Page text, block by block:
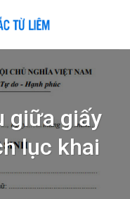
giữa giấy
lục khai